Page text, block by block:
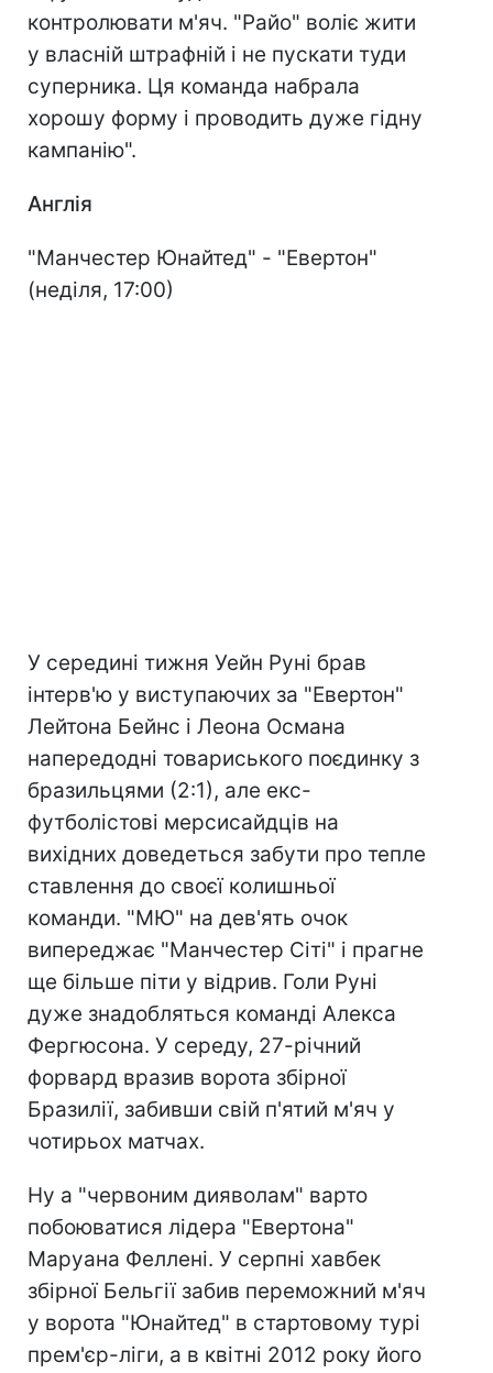
контролювати м'яч. "Райо" воліє жити
у власній штрафній і не пускати туди
суперника. Ця команда набрала
хорошу форму і проводить дуже гідну
кампанію".
Англія
"Манчестер Юнайтед" - "Евертон"
(неділя, 17:00)
У середині тижня Уейн Руні брав
інтерв'ю у виступаючих за "Евертон"
Лейтона Бейнс і Леона Османа
напередодні товариського поєдинку з
бразильцями (2:1), але екс-
футболістові мерсисайдців на
вихідних доведеться забути про тепле
ставлення до своєї колишньої
команди. "МЮ" на дев'ять очок
випереджає "Манчестер Сіті" і прагне
ще більше піти у відрив. Голи Руні
дуже знадобляться команді Алекса
Фергюсона. У середу, 27-річний
форвард вразив ворота збірної
Бразилії, забивши свій п'ятий м'яч у
чотирьох матчах.
Ну а "червоним дияволам" варто
побоюватися лідера "Евертона"
Маруана Феллені. У серпні хавбек
збірної Бельгії забив переможний м'яч
у ворота "Юнайтед" в стартовому турі
прем'єр-ліги, а в квітні 2012 року його